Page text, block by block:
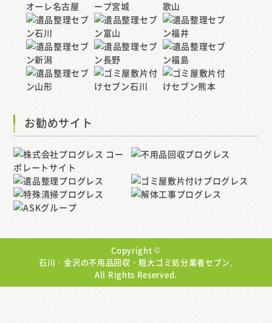
お勧めサイト
Copyright ©
石川・金沢の不用品回収・粗大ゴミ処分業者セブン.
All Rights Reserved.